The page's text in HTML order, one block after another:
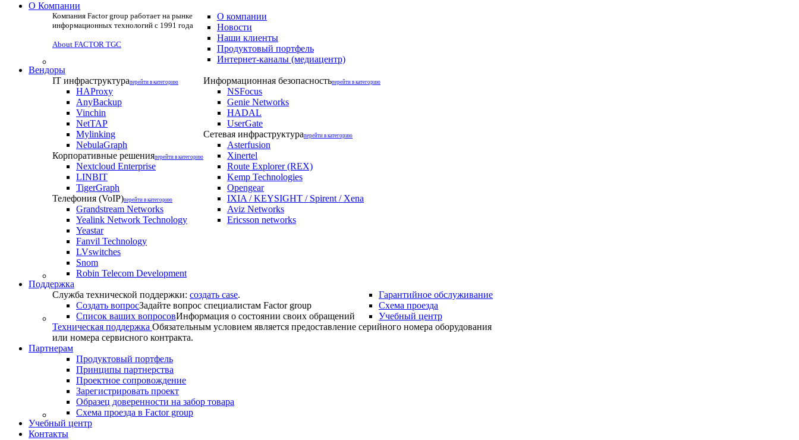
О Компании
Компания Factor group работает на рынке
информационных технологий с 1991 года
About FACTOR TGC
О компании
Новости
Наши клиенты
Продуктовый портфель
Интернет-каналы (медиацентр)
Вендоры
IT инфраструктураперейти в категорию
HAProxy
AnyBackup
Vinchin
NetTAP
Mylinking
NebulaGraph
Корпоративные решенияперейти в категорию
Nextcloud Enterprise
LINBIT
TigerGraph
Телефония (VoIP)перейти в категорию
Grandstream Networks
Yealink Network Technology
Yeastar
Fanvil Technology
LVswitches
Snom
Robin Telecom Development
Информационная безопасностьперейти в категорию
NSFocus
Genie Networks
HADAL
UserGate
Сетевая инфраструктураперейти в категорию
Asterfusion
Xinertel
Route Explorer (REX)
Kemp Technologies
Opengear
IXIA / KEYSIGHT / Spirent / Xena
Aviz Networks
Ericsson networks
Поддержка
Служба технической поддержки: создать case.
Создать вопросЗадайте вопрос специалистам Factor group
Список ваших вопросовИнформация о состоянии своих обращений
Гарантийное обслуживание
Схема проезда
Учебный центр
Техническая поддержка Обязательным условием является предоставление серийного номера оборудования
или номера сервисного контракта.
Партнерам
Продуктовый портфель
Принципы партнерства
Проектное сопровождение
Зарегистрировать проект
Образец доверенности на забор товара
Схема проезда в Factor group
Учебный центр
Контакты